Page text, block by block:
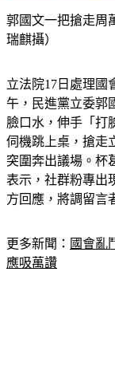
郭國文一把搶走周
瑞麒攝）
立法院17日處理國
午，民進黨立委郭
臉口水，伸手「打
伺機跳上桌，搶走
突圍奔出議場。杯
表示，社群粉專出
方回應，將調留言
更多新聞： 國會亂
應吸萬讚